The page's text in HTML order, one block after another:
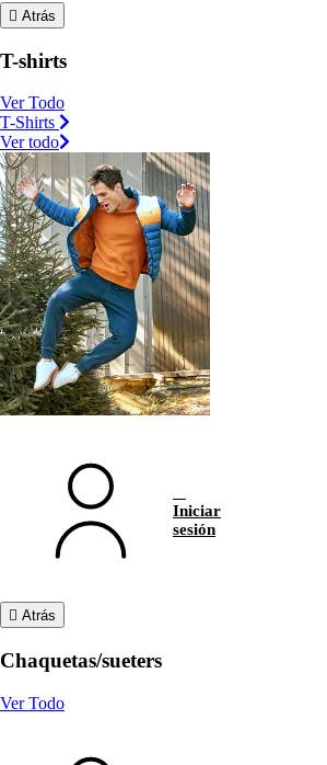
Atrás
T-shirts
Ver Todo
T-Shirts
Ver todo
Iniciar
sesión
Atrás
Chaquetas/sueters
Ver Todo